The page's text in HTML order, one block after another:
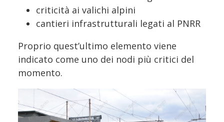
criticità ai valichi alpini
cantieri infrastrutturali legati al PNRR
Proprio quest’ultimo elemento viene
indicato come uno dei nodi più critici del
momento.